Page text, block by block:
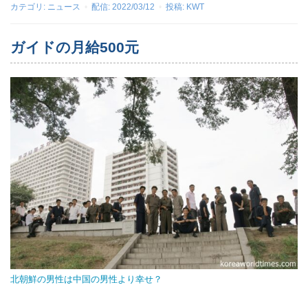
カテゴリ: ニュース 配信: 2022/03/12 投稿: KWT
ガイドの月給500元
北朝鮮の男性は中国の男性より幸せ？